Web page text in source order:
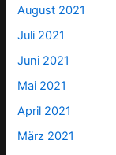
August 2021
Juli 2021
Juni 2021
Mai 2021
April 2021
März 2021